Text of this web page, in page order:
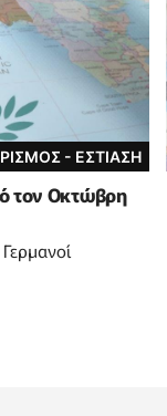
- ΕΣΤΙΑΣΗ
τον Οκτώβρη